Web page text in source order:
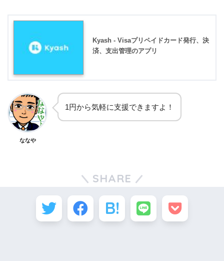
Kyash - Visaプリペイドカード発行、決
済、支出管理のアプリ
ななや
1円から気軽に支援できますよ！
SHARE